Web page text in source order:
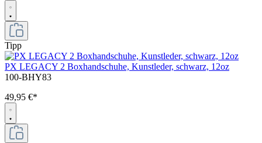
Tipp
PX LEGACY 2 Boxhandschuhe, Kunstleder, schwarz, 12oz
100-BHY83
49,95 €*